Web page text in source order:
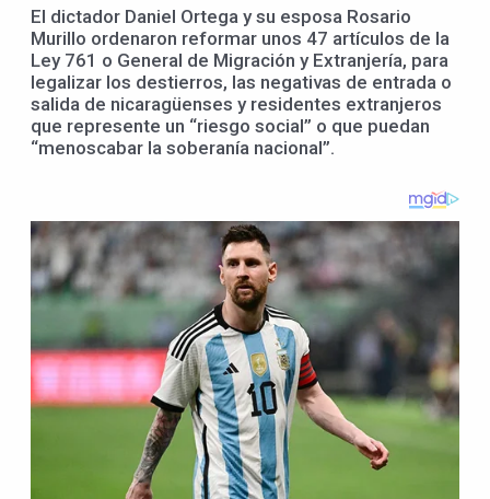
El dictador Daniel Ortega y su esposa Rosario
Murillo ordenaron reformar unos 47 artículos de la
Ley 761 o General de Migración y Extranjería, para
legalizar los destierros, las negativas de entrada o
salida de nicaragüenses y residentes extranjeros
que represente un “riesgo social” o que puedan
“menoscabar la soberanía nacional”.